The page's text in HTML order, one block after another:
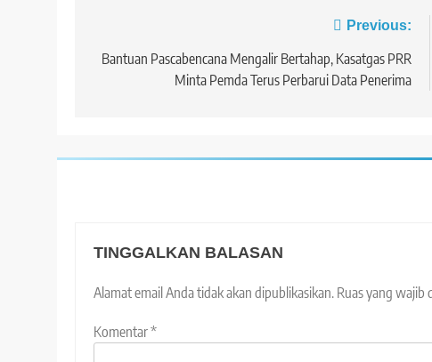
pos
Previous:
Bantuan Pascabencana Mengalir Bertahap, Kasatgas PRR
Minta Pemda Terus Perbarui Data Penerima
TINGGALKAN BALASAN
Alamat email Anda tidak akan dipublikasikan. Ruas yang wajib
Komentar*